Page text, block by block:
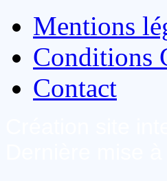
Mentions
Conditions
Contact